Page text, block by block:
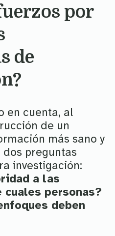
por
de
en cuenta, al
de un
más sano y
preguntas
investigación:
a las
personas?
deben